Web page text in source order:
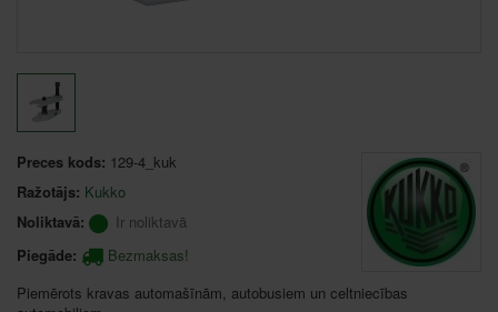
Preces kods: 129-4_kuk
Ražotājs: Kukko
Noliktavā:
Ir noliktavā
Piegāde:
Bezmaksas!
Piemērots kravas automašīnām, autobusiem un celtniecības